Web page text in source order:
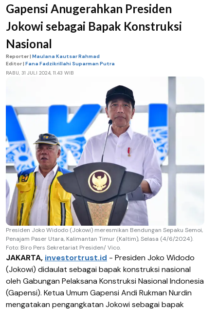
Gapensi Anugerahkan Presiden
Jokowi sebagai Bapak Konstruksi
Nasional
Reporter | Maulana Kautsar Rahmad
Editor | Fana Fadzikrillahi Suparman Putra
RABU, 31 JULI 2024, 11.43 WIB
Presiden Joko Widodo (Jokowi) meresmikan Bendungan Sepaku Semoi,
Penajam Paser Utara, Kalimantan Timur (Kaltim), Selasa (4/6/2024).
Foto: Biro Pers Sekretariat Presiden/ Vico.
JAKARTA, investortrust.id - Presiden Joko Widodo
(Jokowi) didaulat sebagai bapak konstruksi nasional
oleh Gabungan Pelaksana Konstruksi Nasional Indonesia
(Gapensi). Ketua Umum Gapensi Andi Rukman Nurdin
mengatakan pengangkatan Jokowi sebagai bapak